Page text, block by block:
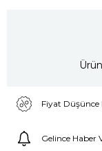
Fiyat Düşünce
Gelince Haber